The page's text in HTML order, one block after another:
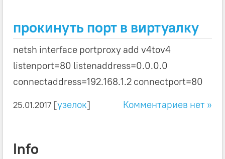
прокинуть порт в виртуалку
netsh interface portproxy add v4tov4
listenport=80 listenaddress=0.0.0.0
connectaddress=192.168.1.2 connectport=80
25.01.2017 [узелок] Комментариев нет »
Info